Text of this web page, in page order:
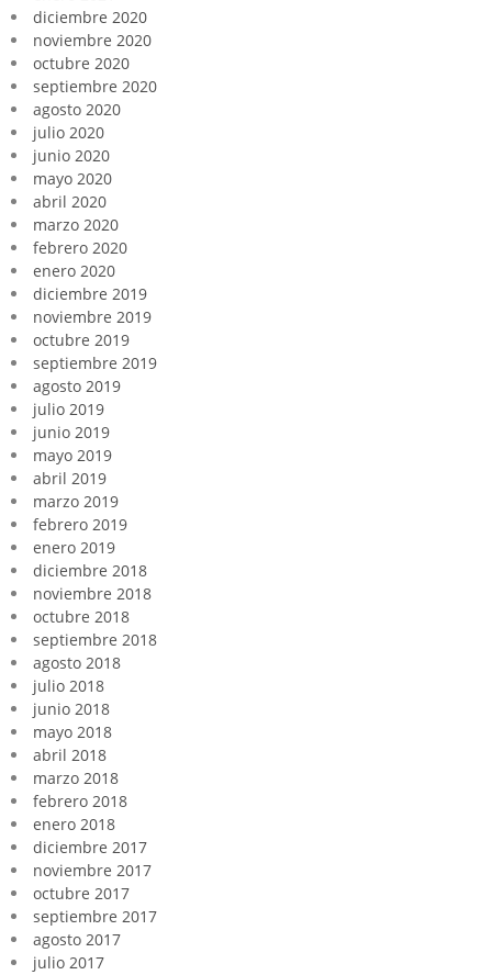
diciembre 2020
noviembre 2020
octubre 2020
septiembre 2020
agosto 2020
julio 2020
junio 2020
mayo 2020
abril 2020
marzo 2020
febrero 2020
enero 2020
diciembre 2019
noviembre 2019
octubre 2019
septiembre 2019
agosto 2019
julio 2019
junio 2019
mayo 2019
abril 2019
marzo 2019
febrero 2019
enero 2019
diciembre 2018
noviembre 2018
octubre 2018
septiembre 2018
agosto 2018
julio 2018
junio 2018
mayo 2018
abril 2018
marzo 2018
febrero 2018
enero 2018
diciembre 2017
noviembre 2017
octubre 2017
septiembre 2017
agosto 2017
julio 2017